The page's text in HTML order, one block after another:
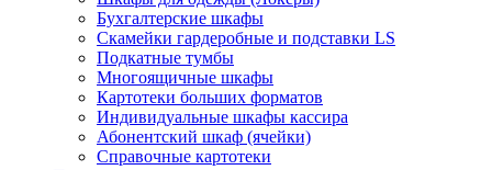
Бухгалтерские шкафы
Скамейки гардеробные и подставки LS
Подкатные тумбы
Многоящичные шкафы
Картотеки больших форматов
Индивидуальные шкафы кассира
Абонентский шкаф (ячейки)
Справочные картотеки